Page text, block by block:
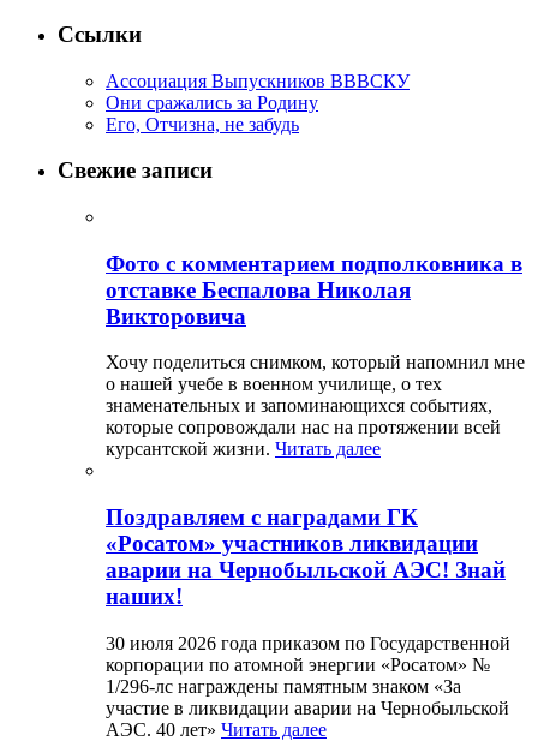
Ссылки
Ассоциация Выпускников ВВВСКУ
Они сражались за Родину
Его, Отчизна, не забудь
Свежие записи
Фото с комментарием подполковника в
отставке Беспалова Николая
Викторовича
Хочу поделиться снимком, который напомнил мне
о нашей учебе в военном училище, о тех
знаменательных и запоминающихся событиях,
которые сопровождали нас на протяжении всей
курсантской жизни. Читать далее
Поздравляем с наградами ГК
«Росатом» участников ликвидации
аварии на Чернобыльской АЭС! Знай
наших!
30 июля 2026 года приказом по Государственной
корпорации по атомной энергии «Росатом» №
1/296-лс награждены памятным знаком «За
участие в ликвидации аварии на Чернобыльской
АЭС. 40 лет» Читать далее